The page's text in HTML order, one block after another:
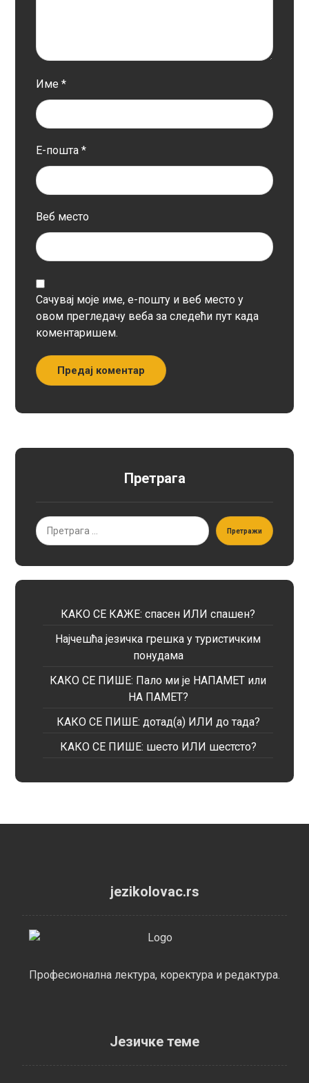
Име*
Е-пошта*
Веб место
Сачувај моје име, е-пошту и веб место у
овом прегледачу веба за следећи пут када
коментаришем.
Предај коментар
Претрага
Претражи
КАКО СЕ КАЖЕ: спасен ИЛИ спашен?
Најчешћа језичка грешка у туристичким
понудама
КАКО СЕ ПИШЕ: Пало ми је НАПАМЕТ или
НА ПАМЕТ?
КАКО СЕ ПИШЕ: дотад(а) ИЛИ до тада?
КАКО СЕ ПИШЕ: шесто ИЛИ шестсто?
jezikolovac.rs
Професионална лектура, коректура и редактура.
Језичке теме